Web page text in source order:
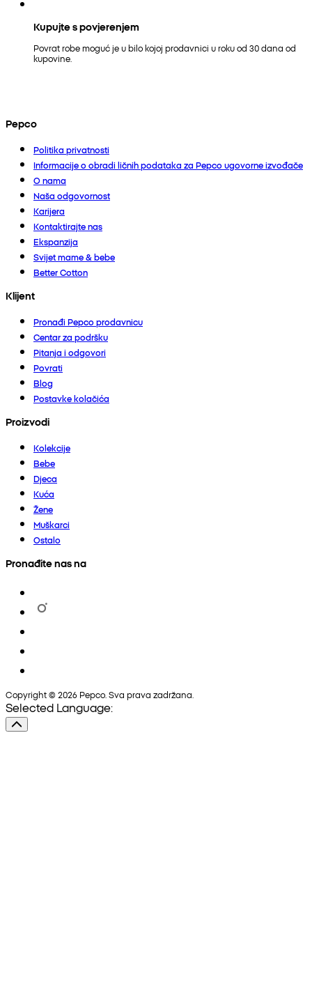
Kupujte s povjerenjem
Povrat robe moguć je u bilo kojoj prodavnici u roku od 30 dana od
kupovine.
Pepco
Politika privatnosti
Informacije o obradi ličnih podataka za Pepco ugovorne izvođače
O nama
Naša odgovornost
Karijera
Kontaktirajte nas
Ekspanzija
Svijet mame & bebe
Better Cotton
Klijent
Pronađi Pepco prodavnicu
Centar za podršku
Pitanja i odgovori
Povrati
Blog
Postavke kolačića
Proizvodi
Kolekcije
Bebe
Djeca
Kuća
Žene
Muškarci
Ostalo
Pronađite nas na
Copyright © 2026 Pepco. Sva prava zadržana.
Selected Language: